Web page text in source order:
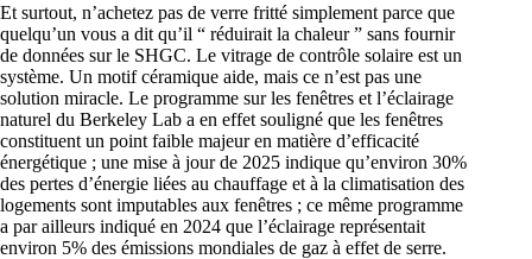
Et surtout, n’achetez pas de verre fritté simplement parce que
quelqu’un vous a dit qu’il “ réduirait la chaleur ” sans fournir
de données sur le SHGC. Le vitrage de contrôle solaire est un
système. Un motif céramique aide, mais ce n’est pas une
solution miracle. Le programme sur les fenêtres et l’éclairage
naturel du Berkeley Lab a en effet souligné que les fenêtres
constituent un point faible majeur en matière d’efficacité
énergétique ; une mise à jour de 2025 indique qu’environ 30%
des pertes d’énergie liées au chauffage et à la climatisation des
logements sont imputables aux fenêtres ; ce même programme
a par ailleurs indiqué en 2024 que l’éclairage représentait
environ 5% des émissions mondiales de gaz à effet de serre.